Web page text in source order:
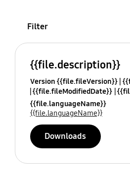
Filter
{{file.description}}
Version {{file.fileVersion}}
{{file.fileModifiedDate}}
{{file.languageName}}
{{file.languageName}}
Downloads